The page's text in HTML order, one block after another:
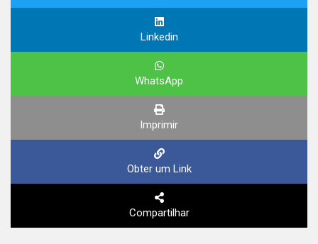
Linkedin
WhatsApp
Imprimir
Obter um Link
Compartilhar